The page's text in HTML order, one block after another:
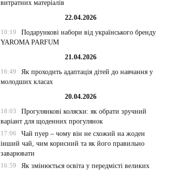
витратних матеріалів
22.04.2026
10:19
Подарункові набори від українського бренду
YAROMA PARFUM
21.04.2026
16:49
Як проходить адаптація дітей до навчання у
молодших класах
20.04.2026
18:03
Прогулянкові коляски: як обрати зручний
варіант для щоденних прогулянок
17:06
Чай пуер – чому він не схожий на жоден
інший чай, чим корисний та як його правильно
заварювати
16:59
Як змінюється освіта у передмісті великих